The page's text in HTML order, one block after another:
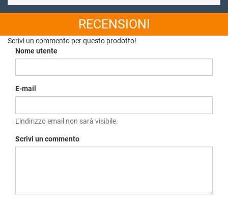
RECENSIONI
Scrivi un commento per questo prodotto!
Nome utente
E-mail
L'indirizzo email non sarà visibile.
Scrivi un commento